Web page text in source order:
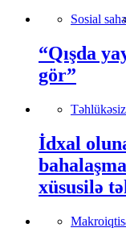
Sosial
“Qışda
gör”
İdxal
xüsusilə